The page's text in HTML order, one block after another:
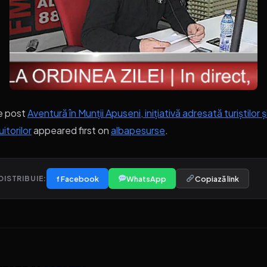
postAventură în Munții Apuseni, inițiativă adresată turiștilor
appeared first onalbapesurse.
f Facebook WhatsApp Copiază link